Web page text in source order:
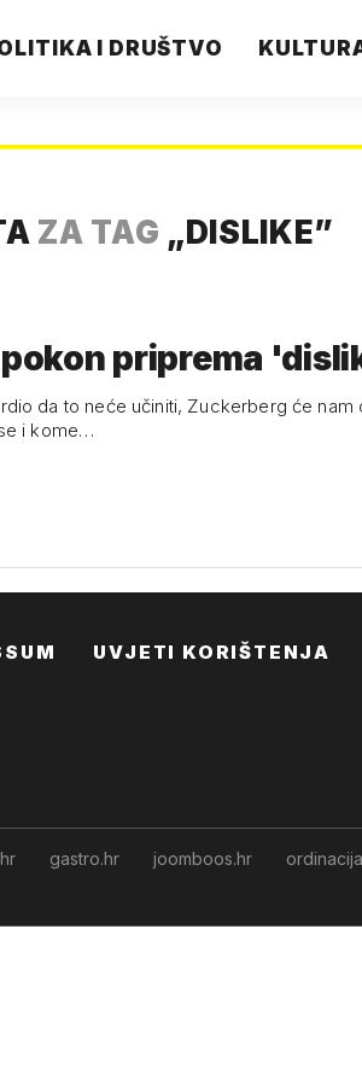
I DRUŠTVO
ZA TAG „DISLIKE”
priprema
da to neće učiniti, Zuckerberg će nam
i kome…
UVJETI KORIŠTENJA
gastro.hr joomboos.hr